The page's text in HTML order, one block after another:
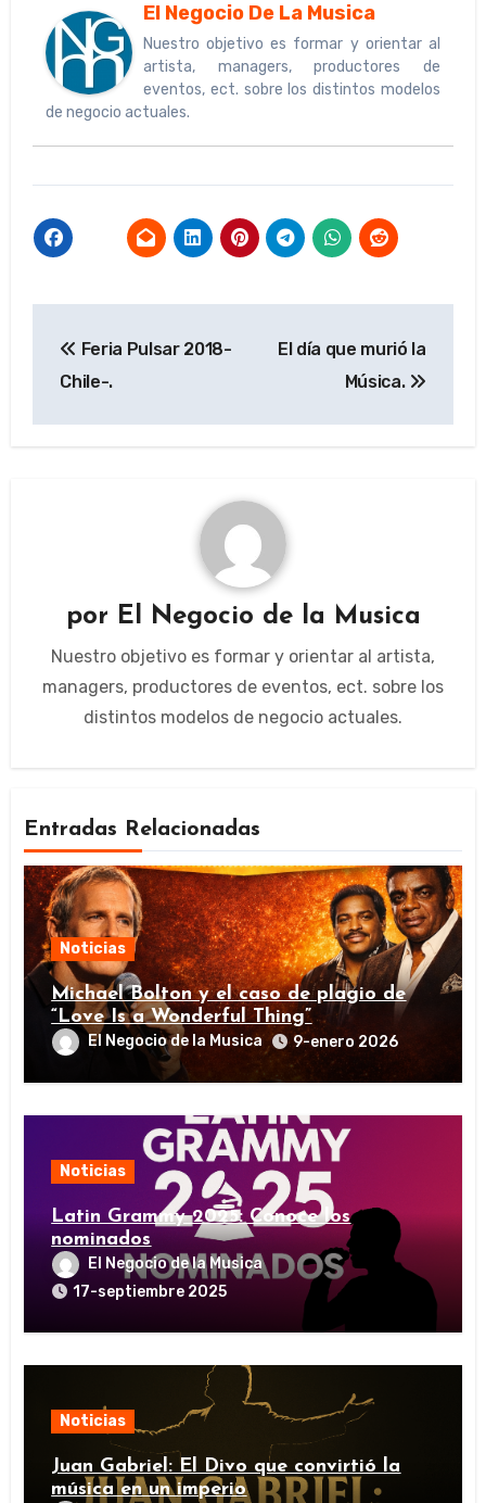
El Negocio De La Musica
Nuestro objetivo es formar y orientar al
artista, managers, productores de
eventos, ect. sobre los distintos modelos
de negocio actuales.
de
Feria Pulsar 2018-
Chile-.
El día que murió la
Música.
por El Negocio de la Musica
Nuestro objetivo es formar y orientar al artista,
managers, productores de eventos, ect. sobre los
distintos modelos de negocio actuales.
Entradas Relacionadas
Noticias
Michael Bolton y el caso de plagio de
“Love Is a Wonderful Thing”
El Negocio de la Musica 9-enero 2026
Noticias
Latin Grammy 2025: Conoce los
nominados
El Negocio de la Musica
17-septiembre 2025
Noticias
Juan Gabriel: El Divo que convirtió la
música en un imperio